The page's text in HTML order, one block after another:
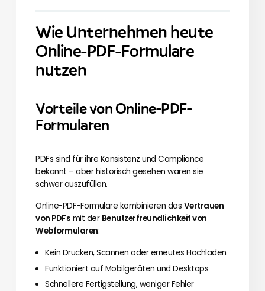
Wie Unternehmen heute
Online-PDF-Formulare
nutzen
Vorteile von Online-PDF-
Formularen
PDFs sind für ihre Konsistenz und Compliance
bekannt – aber historisch gesehen waren sie
schwer auszufüllen.
Online-PDF-Formulare kombinieren das Vertrauen
von PDFs mit der Benutzerfreundlichkeit von
Webformularen:
Kein Drucken, Scannen oder erneutes Hochladen
Funktioniert auf Mobilgeräten und Desktops
Schnellere Fertigstellung, weniger Fehler